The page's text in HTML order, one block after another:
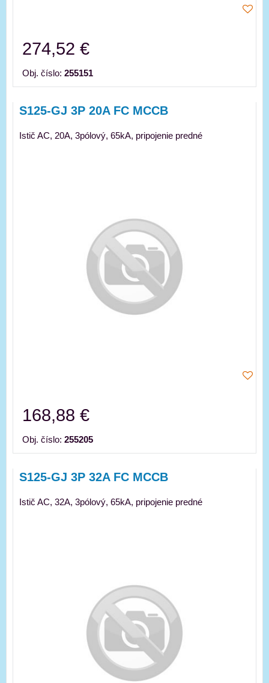
274,52 €
Obj. číslo: 255151
S125-GJ 3P 20A FC MCCB
Istič AC, 20A, 3pólový, 65kA, pripojenie predné
168,88 €
Obj. číslo: 255205
S125-GJ 3P 32A FC MCCB
Istič AC, 32A, 3pólový, 65kA, pripojenie predné